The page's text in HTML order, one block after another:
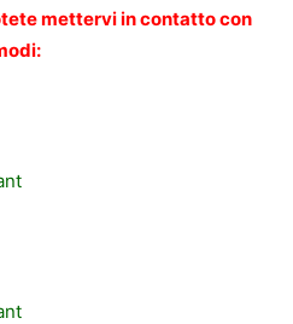
mettervi in contatto con